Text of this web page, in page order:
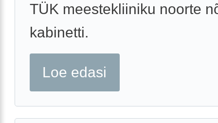
TÜK meestekliiniku noorte
kabinetti.
Loe edasi